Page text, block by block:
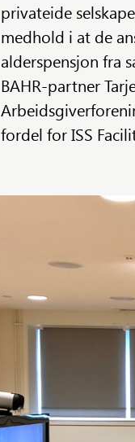
privateide
medhold i at de
alderspensjon fra
BAHR-partner
fordel for ISS